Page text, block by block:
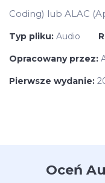
Coding) lub ALAC
Typ pliku: Audio
Opracowany przez:
Pierwsze wydanie:
Oceń